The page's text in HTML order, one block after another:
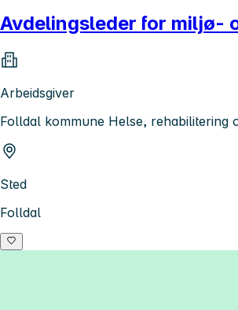
Avdelingsleder for miljø-
Arbeidsgiver
Folldal kommune Helse, rehabilitering
Sted
Folldal